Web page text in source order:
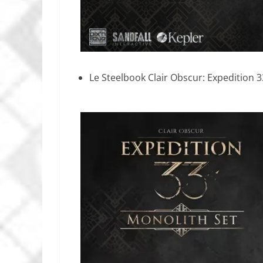
Le Steelbook Clair Obscur: Expedition